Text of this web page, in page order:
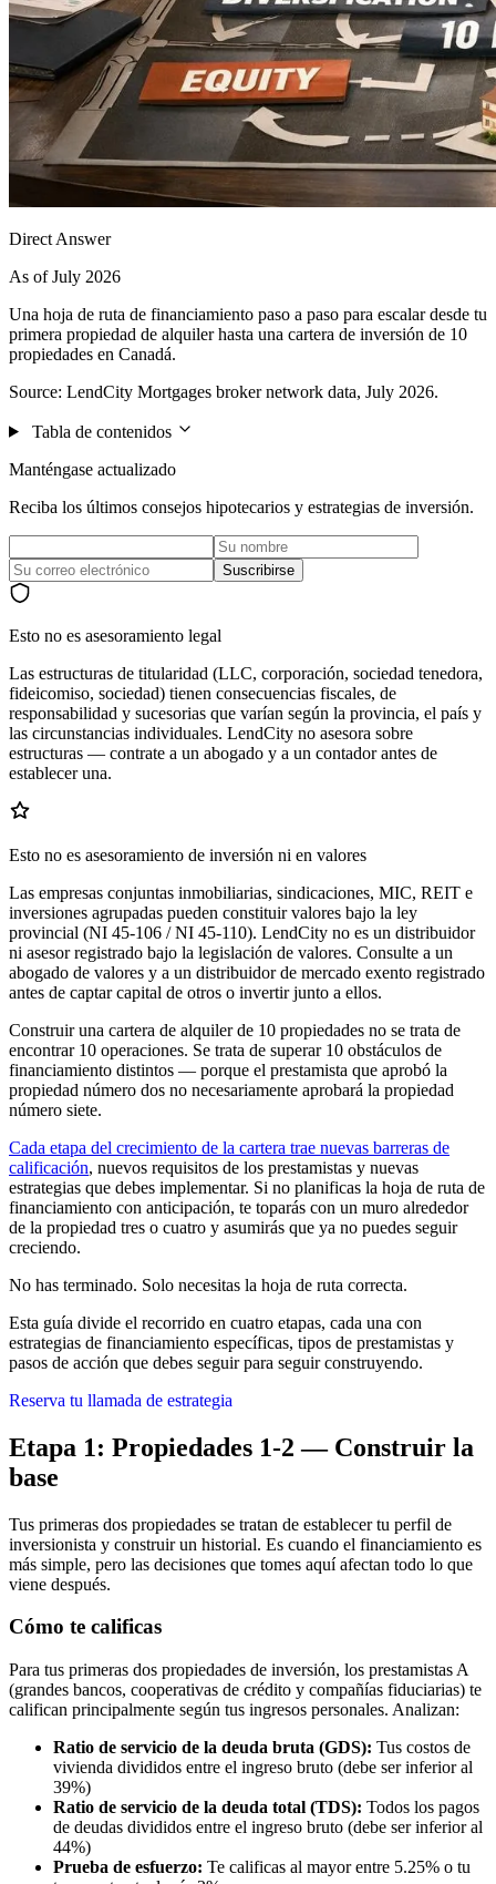
Direct Answer
As of July 2026
Una hoja de ruta de financiamiento paso a paso para escalar desde tu
primera propiedad de alquiler hasta una cartera de inversión de 10
propiedades en Canadá.
Source: LendCity Mortgages broker network data, July 2026.
Tabla de contenidos
Manténgase actualizado
Reciba los últimos consejos hipotecarios y estrategias de inversión.
Suscribirse
Esto no es asesoramiento legal
Las estructuras de titularidad (LLC, corporación, sociedad tenedora,
fideicomiso, sociedad) tienen consecuencias fiscales, de
responsabilidad y sucesorias que varían según la provincia, el país y
las circunstancias individuales. LendCity no asesora sobre
estructuras — contrate a un abogado y a un contador antes de
establecer una.
Esto no es asesoramiento de inversión ni en valores
Las empresas conjuntas inmobiliarias, sindicaciones, MIC, REIT e
inversiones agrupadas pueden constituir valores bajo la ley
provincial (NI 45-106 / NI 45-110). LendCity no es un distribuidor
ni asesor registrado bajo la legislación de valores. Consulte a un
abogado de valores y a un distribuidor de mercado exento registrado
antes de captar capital de otros o invertir junto a ellos.
Construir una cartera de alquiler de 10 propiedades no se trata de
encontrar 10 operaciones. Se trata de superar 10 obstáculos de
financiamiento distintos — porque el prestamista que aprobó la
propiedad número dos no necesariamente aprobará la propiedad
número siete.
Cada etapa del crecimiento de la cartera trae nuevas barreras de
calificación, nuevos requisitos de los prestamistas y nuevas
estrategias que debes implementar. Si no planificas la hoja de ruta de
financiamiento con anticipación, te toparás con un muro alrededor
de la propiedad tres o cuatro y asumirás que ya no puedes seguir
creciendo.
No has terminado. Solo necesitas la hoja de ruta correcta.
Esta guía divide el recorrido en cuatro etapas, cada una con
estrategias de financiamiento específicas, tipos de prestamistas y
pasos de acción que debes seguir para seguir construyendo.
Reserva tu llamada de estrategia
Etapa 1: Propiedades 1-2 — Construir la
base
Tus primeras dos propiedades se tratan de establecer tu perfil de
inversionista y construir un historial. Es cuando el financiamiento es
más simple, pero las decisiones que tomes aquí afectan todo lo que
viene después.
Cómo te calificas
Para tus primeras dos propiedades de inversión, los prestamistas A
(grandes bancos, cooperativas de crédito y compañías fiduciarias) te
califican principalmente según tus ingresos personales. Analizan:
Ratio de servicio de la deuda bruta (GDS): Tus costos de
vivienda divididos entre el ingreso bruto (debe ser inferior al
39%)
Ratio de servicio de la deuda total (TDS): Todos los pagos
de deudas divididos entre el ingreso bruto (debe ser inferior al
44%)
Prueba de esfuerzo: Te calificas al mayor entre 5.25% o tu